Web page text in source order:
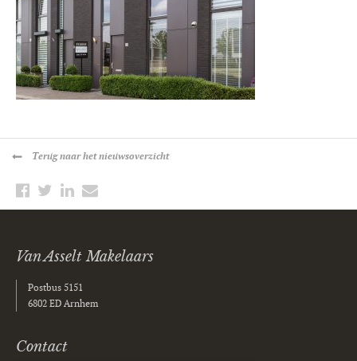
Terugnaar het nieuwsoverzicht
Van Asselt Makelaars
Postbus 5151
6802 ED Arnhem
Contact